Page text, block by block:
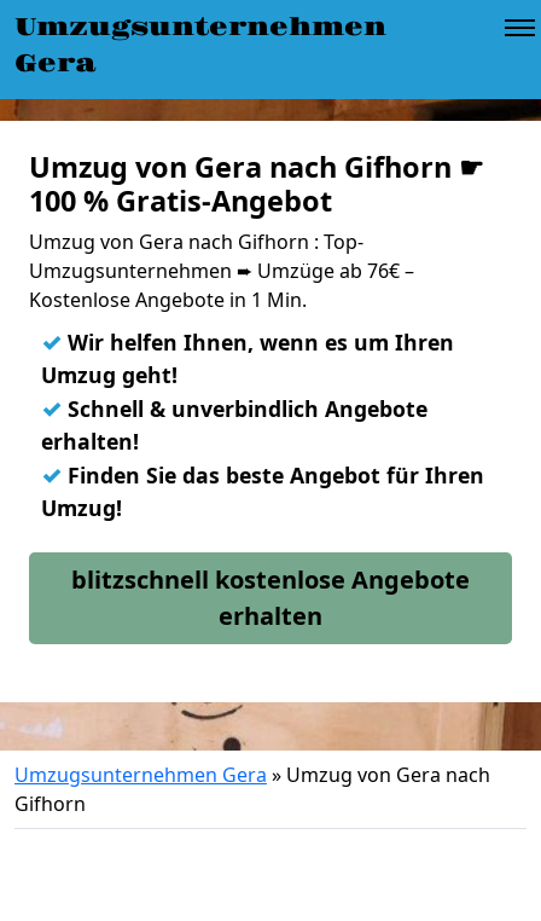
Umzugsunternehmen
Gera
Umzug von Gera nach Gifhorn ☛
100 % Gratis-Angebot
Umzug von Gera nach Gifhorn : Top-
Umzugsunternehmen ➨ Umzüge ab 76€ –
Kostenlose Angebote in 1 Min.
✓ Wir helfen Ihnen, wenn es um Ihren
Umzug geht!
✓ Schnell & unverbindlich Angebote
erhalten!
✓ Finden Sie das beste Angebot für Ihren
Umzug!
blitzschnell kostenlose Angebote
erhalten
Umzugsunternehmen Gera » Umzug von Gera nach
Gifhorn